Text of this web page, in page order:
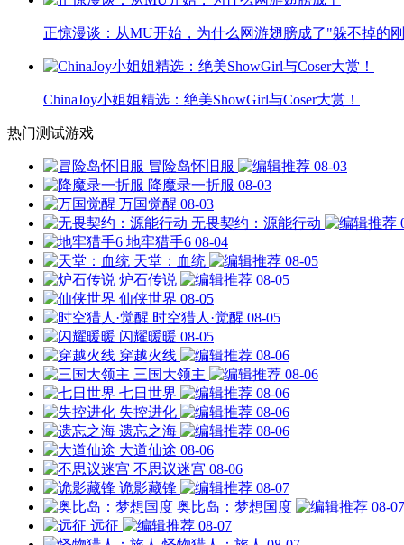
正惊漫谈：从MU开始，为什么网游翅膀成了"躲不掉的
ChinaJoy小姐姐精选：绝美ShowGirl与Coser大赏！
热门测试游戏
冒险岛怀旧服
08-03
降魔录一折服 08-03
万国觉醒 08-03
无畏契约：源能行动
地牢猎手6 08-04
天堂：血统
08-05
炉石传说
08-05
仙侠世界 08-05
时空猎人·觉醒 08-05
闪耀暖暖 08-05
穿越火线
08-06
三国大领主
08-06
七日世界
08-06
失控进化
08-06
遗忘之海
08-06
大道仙途 08-06
不思议迷宫 08-06
诡影藏锋
08-07
奥比岛：梦想国度
08-07
远征
08-07